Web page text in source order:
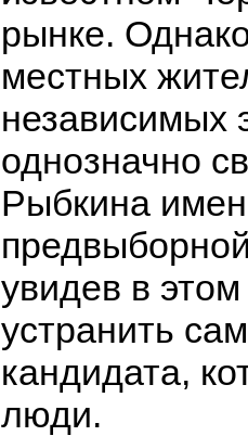
рынке.
местных
независимых
однозначно
Рыбкина
увидев в
устранить
кандидата,
люди.